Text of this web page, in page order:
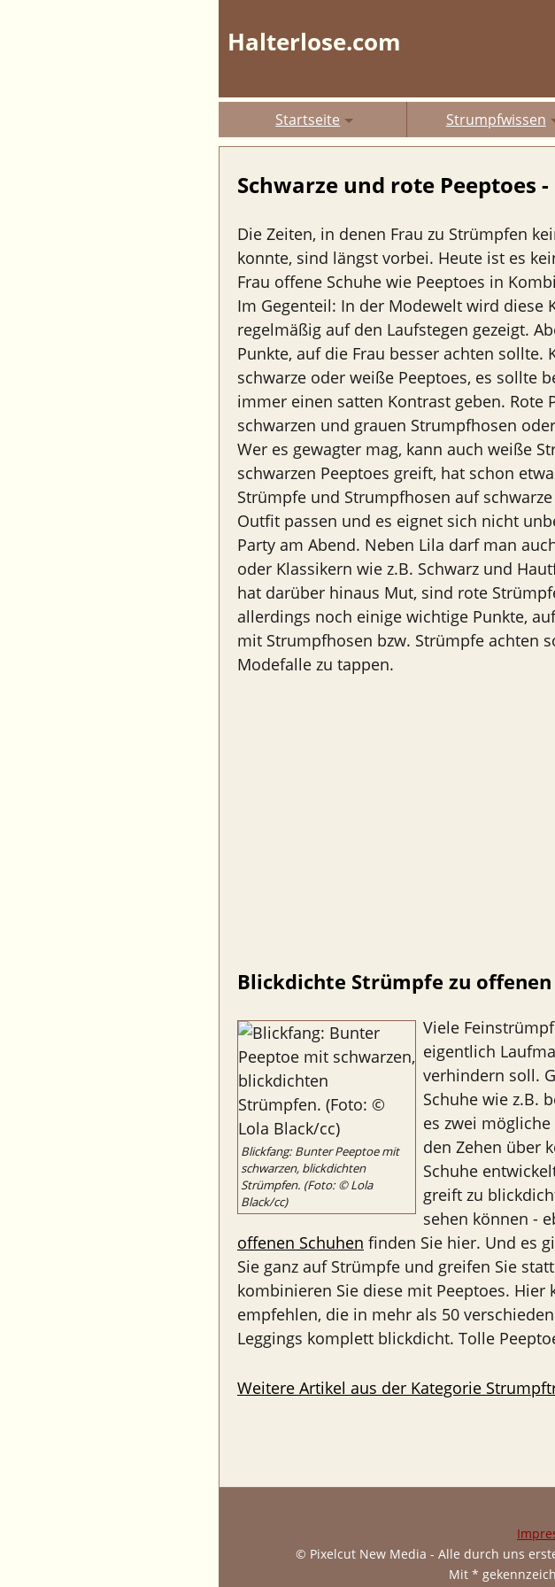
Halterlose.com
Startseite Strumpfwissen
Schwarze und rote Peeptoes
Die Zeiten, in denen Frau zu Strümpfen
konnte, sind längst vorbei. Heute ist es
Frau offene Schuhe wie Peeptoes in
Im Gegenteil: In der Modewelt wird diese
regelmäßig auf den Laufstegen gezeigt.
Punkte, auf die Frau besser achten sollte.
schwarze oder weiße Peeptoes, es sollte
immer einen satten Kontrast geben. Rote
schwarzen und grauen Strumpfhosen
Wer es gewagter mag, kann auch weiße
schwarzen Peeptoes greift, hat schon
Strümpfe und Strumpfhosen auf
Outfit passen und es eignet sich nicht
Party am Abend. Neben Lila darf man
oder Klassikern wie z.B. Schwarz und
hat darüber hinaus Mut, sind rote
allerdings noch einige wichtige Punkte,
mit Strumpfhosen bzw. Strümpfe achten
Modefalle zu tappen.
Blickdichte Strümpfe zu offenen
Blickfang: Bunter Peeptoe mit
schwarzen, blickdichten
Strümpfen. (Foto: © Lola
Black/cc)
Viele
eigentlich
verhindern soll.
Schuhe wie z.B.
es zwei
den Zehen über
Schuhe
greift zu
sehen können -
offenen Schuhen finden Sie hier. Und es
Sie ganz auf Strümpfe und greifen Sie
kombinieren Sie diese mit Peeptoes. Hier
empfehlen, die in mehr als 50
Leggings komplett blickdicht. Tolle
Weitere Artikel aus der Kategorie
© Pixelcut New Media - Alle durch uns
Mit *